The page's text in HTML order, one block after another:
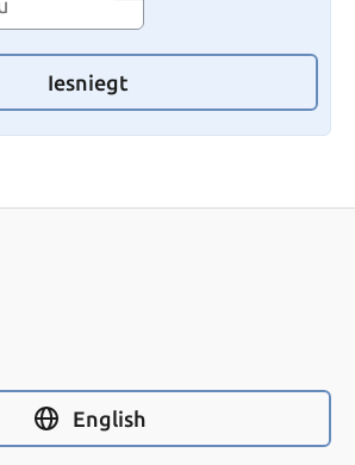
Iesniegt
English